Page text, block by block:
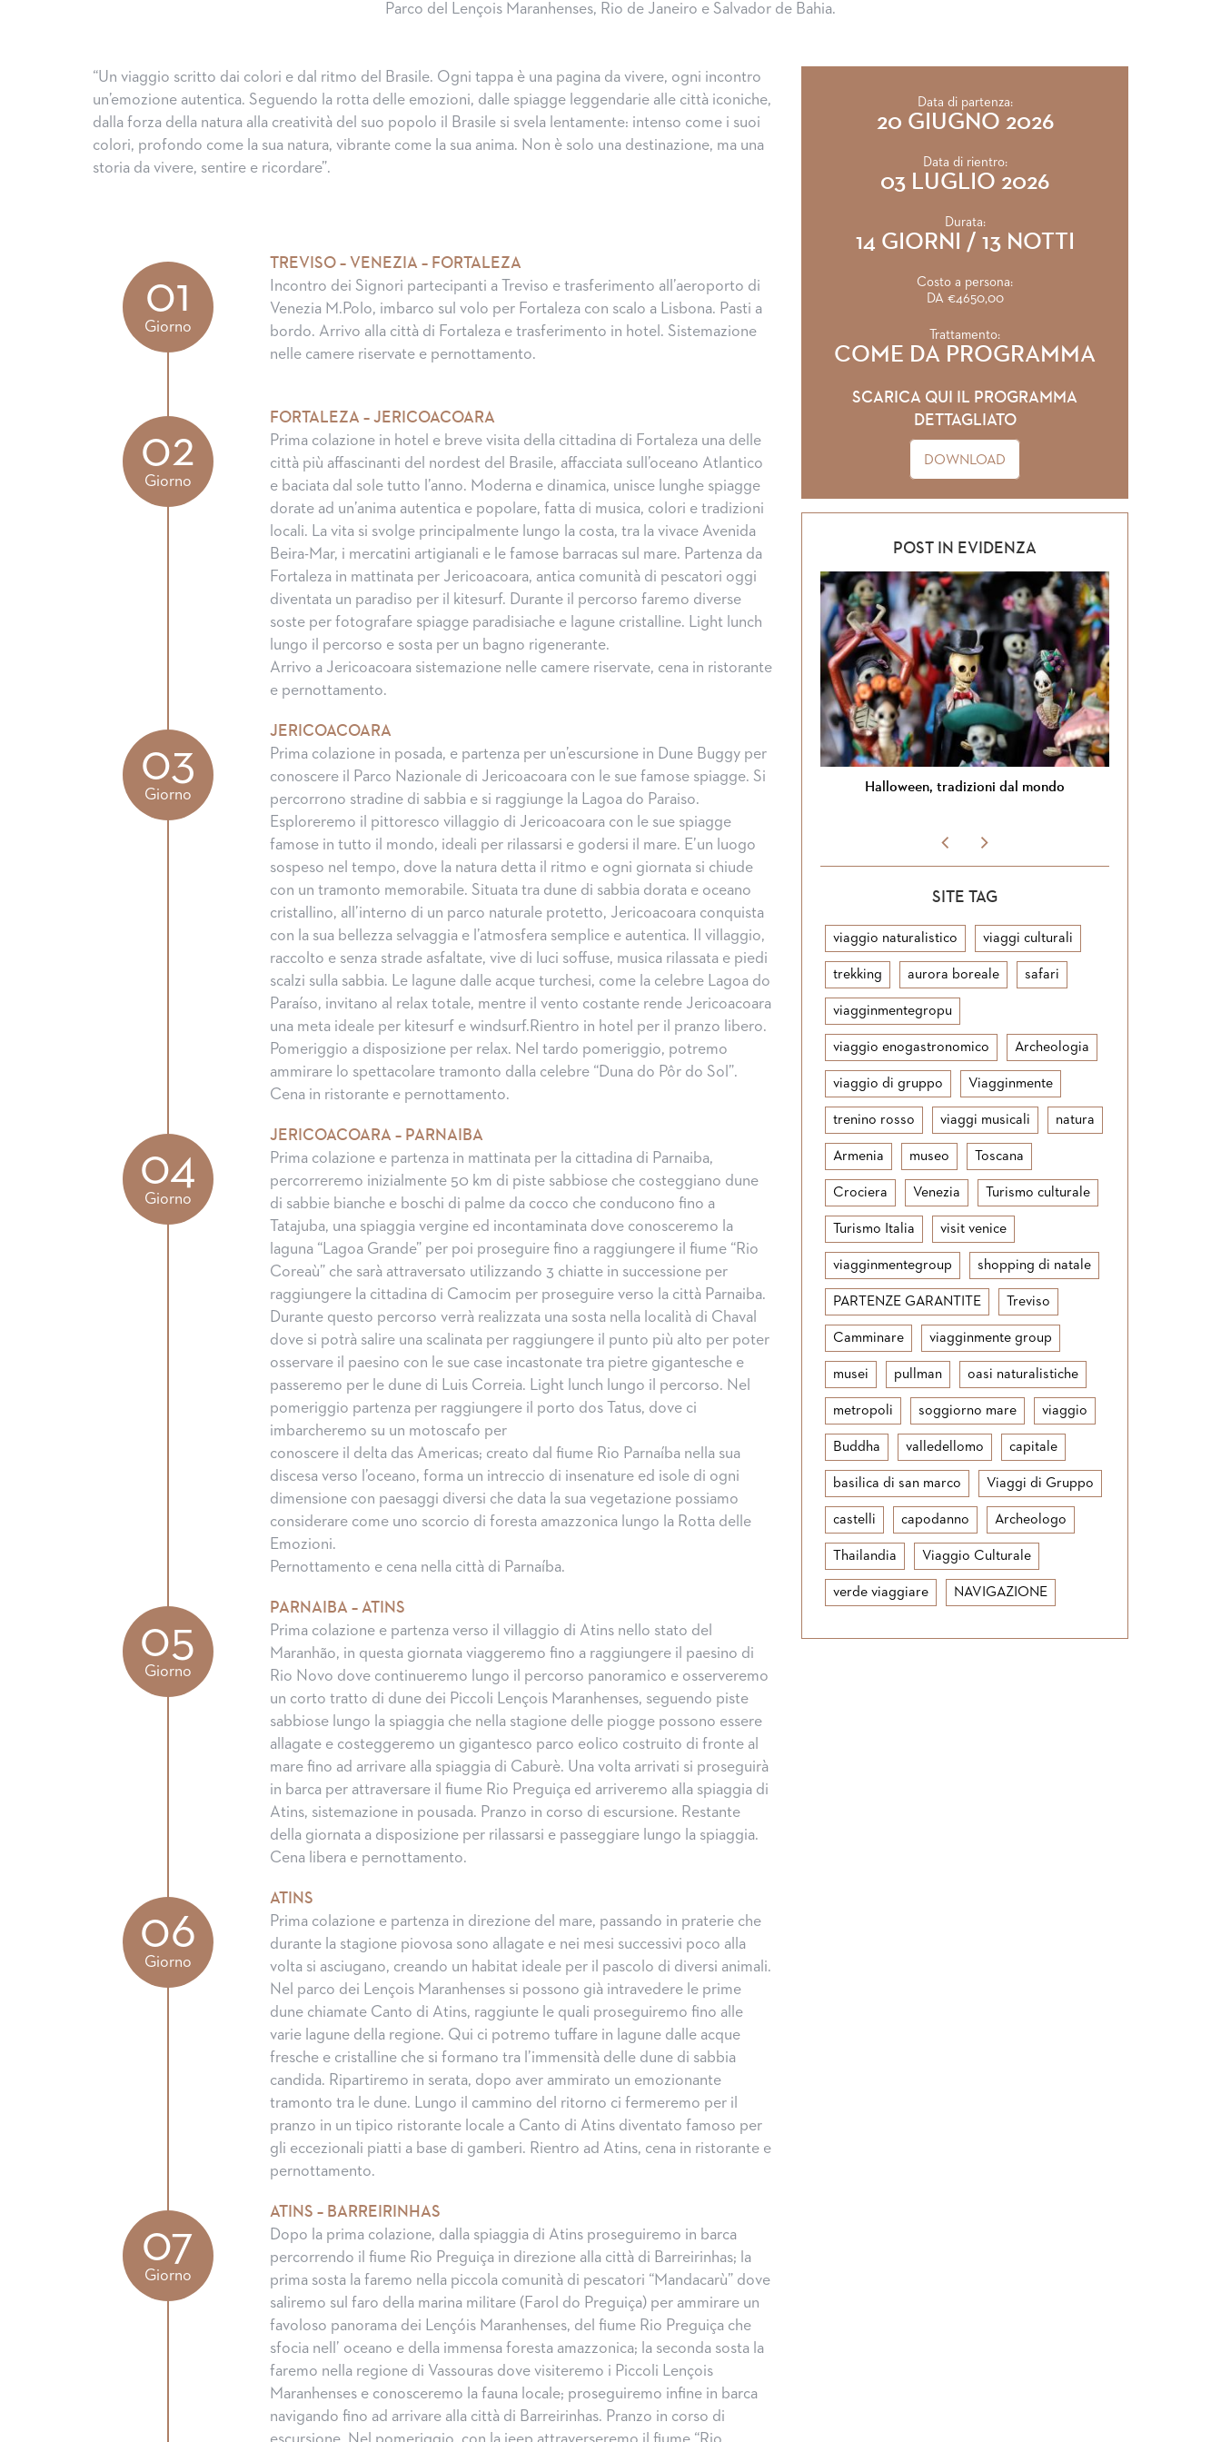
Parco del Lençois Maranhenses, Rio de Janeiro e Salvador de Bahia.
“Un viaggio scritto dai colori e dal ritmo del Brasile. Ogni tappa è una pagina da vivere, ogni incontro
un’emozione autentica. Seguendo la rotta delle emozioni, dalle spiagge leggendarie alle città iconiche,
dalla forza della natura alla creatività del suo popolo il Brasile si svela lentamente: intenso come i suoi
colori, profondo come la sua natura, vibrante come la sua anima. Non è solo una destinazione, ma una
storia da vivere, sentire e ricordare”.
01
Giorno
TREVISO – VENEZIA – FORTALEZA
Incontro dei Signori partecipanti a Treviso e trasferimento all’aeroporto di
Venezia M.Polo, imbarco sul volo per Fortaleza con scalo a Lisbona. Pasti a
bordo. Arrivo alla città di Fortaleza e trasferimento in hotel. Sistemazione
nelle camere riservate e pernottamento.
02
Giorno
FORTALEZA – JERICOACOARA
Prima colazione in hotel e breve visita della cittadina di Fortaleza una delle
città più affascinanti del nordest del Brasile, affacciata sull’oceano Atlantico
e baciata dal sole tutto l’anno. Moderna e dinamica, unisce lunghe spiagge
dorate ad un’anima autentica e popolare, fatta di musica, colori e tradizioni
locali. La vita si svolge principalmente lungo la costa, tra la vivace Avenida
Beira-Mar, i mercatini artigianali e le famose barracas sul mare. Partenza da
Fortaleza in mattinata per Jericoacoara, antica comunità di pescatori oggi
diventata un paradiso per il kitesurf. Durante il percorso faremo diverse
soste per fotografare spiagge paradisiache e lagune cristalline. Light lunch
lungo il percorso e sosta per un bagno rigenerante.
Arrivo a Jericoacoara sistemazione nelle camere riservate, cena in ristorante
e pernottamento.
03
Giorno
JERICOACOARA
Prima colazione in posada, e partenza per un’escursione in Dune Buggy per
conoscere il Parco Nazionale di Jericoacoara con le sue famose spiagge. Si
percorrono stradine di sabbia e si raggiunge la Lagoa do Paraiso.
Esploreremo il pittoresco villaggio di Jericoacoara con le sue spiagge
famose in tutto il mondo, ideali per rilassarsi e godersi il mare. E’un luogo
sospeso nel tempo, dove la natura detta il ritmo e ogni giornata si chiude
con un tramonto memorabile. Situata tra dune di sabbia dorata e oceano
cristallino, all’interno di un parco naturale protetto, Jericoacoara conquista
con la sua bellezza selvaggia e l’atmosfera semplice e autentica. Il villaggio,
raccolto e senza strade asfaltate, vive di luci soffuse, musica rilassata e piedi
scalzi sulla sabbia. Le lagune dalle acque turchesi, come la celebre Lagoa do
Paraíso, invitano al relax totale, mentre il vento costante rende Jericoacoara
una meta ideale per kitesurf e windsurf.Rientro in hotel per il pranzo libero.
Pomeriggio a disposizione per relax. Nel tardo pomeriggio, potremo
ammirare lo spettacolare tramonto dalla celebre “Duna do Pôr do Sol”.
Cena in ristorante e pernottamento.
04
Giorno
JERICOACOARA – PARNAIBA
Prima colazione e partenza in mattinata per la cittadina di Parnaiba,
percorreremo inizialmente 50 km di piste sabbiose che costeggiano dune
di sabbie bianche e boschi di palme da cocco che conducono fino a
Tatajuba, una spiaggia vergine ed incontaminata dove conosceremo la
laguna “Lagoa Grande” per poi proseguire fino a raggiungere il fiume “Rio
Coreaù” che sarà attraversato utilizzando 3 chiatte in successione per
raggiungere la cittadina di Camocim per proseguire verso la città Parnaiba.
Durante questo percorso verrà realizzata una sosta nella località di Chaval
dove si potrà salire una scalinata per raggiungere il punto più alto per poter
osservare il paesino con le sue case incastonate tra pietre gigantesche e
passeremo per le dune di Luis Correia. Light lunch lungo il percorso. Nel
pomeriggio partenza per raggiungere il porto dos Tatus, dove ci
imbarcheremo su un motoscafo per
conoscere il delta das Americas; creato dal fiume Rio Parnaíba nella sua
discesa verso l’oceano, forma un intreccio di insenature ed isole di ogni
dimensione con paesaggi diversi che data la sua vegetazione possiamo
considerare come uno scorcio di foresta amazzonica lungo la Rotta delle
Emozioni.
Pernottamento e cena nella città di Parnaíba.
05
Giorno
PARNAIBA – ATINS
Prima colazione e partenza verso il villaggio di Atins nello stato del
Maranhão, in questa giornata viaggeremo fino a raggiungere il paesino di
Rio Novo dove continueremo lungo il percorso panoramico e osserveremo
un corto tratto di dune dei Piccoli Lençois Maranhenses, seguendo piste
sabbiose lungo la spiaggia che nella stagione delle piogge possono essere
allagate e costeggeremo un gigantesco parco eolico costruito di fronte al
mare fino ad arrivare alla spiaggia di Caburè. Una volta arrivati si proseguirà
in barca per attraversare il fiume Rio Preguiça ed arriveremo alla spiaggia di
Atins, sistemazione in pousada. Pranzo in corso di escursione. Restante
della giornata a disposizione per rilassarsi e passeggiare lungo la spiaggia.
Cena libera e pernottamento.
06
Giorno
ATINS
Prima colazione e partenza in direzione del mare, passando in praterie che
durante la stagione piovosa sono allagate e nei mesi successivi poco alla
volta si asciugano, creando un habitat ideale per il pascolo di diversi animali.
Nel parco dei Lençois Maranhenses si possono già intravedere le prime
dune chiamate Canto di Atins, raggiunte le quali proseguiremo fino alle
varie lagune della regione. Qui ci potremo tuffare in lagune dalle acque
fresche e cristalline che si formano tra l’immensità delle dune di sabbia
candida. Ripartiremo in serata, dopo aver ammirato un emozionante
tramonto tra le dune. Lungo il cammino del ritorno ci fermeremo per il
pranzo in un tipico ristorante locale a Canto di Atins diventato famoso per
gli eccezionali piatti a base di gamberi. Rientro ad Atins, cena in ristorante e
pernottamento.
07
Giorno
ATINS – BARREIRINHAS
Dopo la prima colazione, dalla spiaggia di Atins proseguiremo in barca
percorrendo il fiume Rio Preguiça in direzione alla città di Barreirinhas; la
prima sosta la faremo nella piccola comunità di pescatori “Mandacarù” dove
saliremo sul faro della marina militare (Farol do Preguiça) per ammirare un
favoloso panorama dei Lençóis Maranhenses, del fiume Rio Preguiça che
sfocia nell’ oceano e della immensa foresta amazzonica; la seconda sosta la
faremo nella regione di Vassouras dove visiteremo i Piccoli Lençois
Maranhenses e conosceremo la fauna locale; proseguiremo infine in barca
navigando fino ad arrivare alla città di Barreirinhas. Pranzo in corso di
Data di partenza:
20 GIUGNO 2026
Data di rientro:
03 LUGLIO 2026
Durata:
14 GIORNI / 13 NOTTI
Costo a persona:
DA €4650,00
Trattamento:
COME DA PROGRAMMA
SCARICA QUI IL PROGRAMMA
DETTAGLIATO
DOWNLOAD
POST IN EVIDENZA
Halloween, tradizioni dal mondo
SITE TAG
viaggio naturalistico viaggi culturali
trekking aurora boreale safari
viagginmentegropu
viaggio enogastronomico Archeologia
viaggio di gruppo Viagginmente
trenino rosso viaggi musicali natura
Armenia museo Toscana
Crociera Venezia Turismo culturale
Turismo Italia visit venice
viagginmentegroup shopping di natale
PARTENZE GARANTITE Treviso
Camminare viagginmente group
musei pullman oasi naturalistiche
metropoli soggiorno mare viaggio
Buddha valledellomo capitale
basilica di san marco Viaggi di Gruppo
castelli capodanno Archeologo
Thailandia Viaggio Culturale
verde viaggiare NAVIGAZIONE